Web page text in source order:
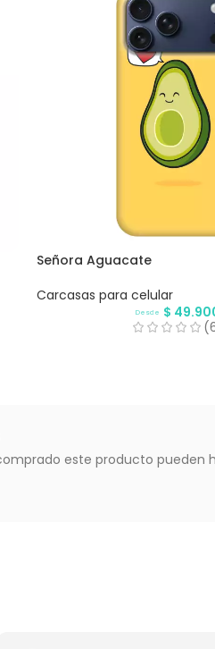
Señora Aguacate
Carcasas para celular
Desde $
este producto pueden